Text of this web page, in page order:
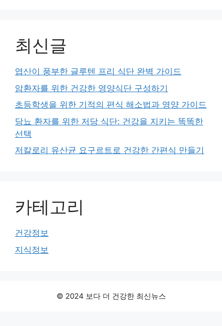
최신글
엽산이 풍부한 글루텐 프리 식단 완벽 가이드
암환자를 위한 건강한 영양식단 구성하기
초등학생을 위한 기적의 편식 해소법과 영양 가이드
당뇨 환자를 위한 저당 식단: 건강을 지키는 똑똑한
선택
저칼로리 유산균 요구르트로 건강한 간편식 만들기
카테고리
건강정보
지식정보
© 2024 보다 더 건강한 최신뉴스